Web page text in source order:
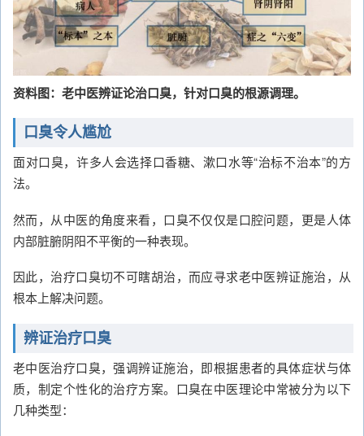
资料图：老中医辨证论治口臭，针对口臭的根源调理。
口臭令人尴尬
面对口臭，许多人会选择口香糖、漱口水等“治标不治本”的方
法。
然而，从中医的角度来看，口臭不仅仅是口腔问题，更是人体
内部脏腑阴阳不平衡的一种表现。
因此，治疗口臭切不可瞎胡治，而应寻求老中医辨证施治，从
根本上解决问题。
辨证治疗口臭
老中医治疗口臭，强调辨证施治，即根据患者的具体症状与体
质，制定个性化的治疗方案。口臭在中医理论中常被分为以下
几种类型：